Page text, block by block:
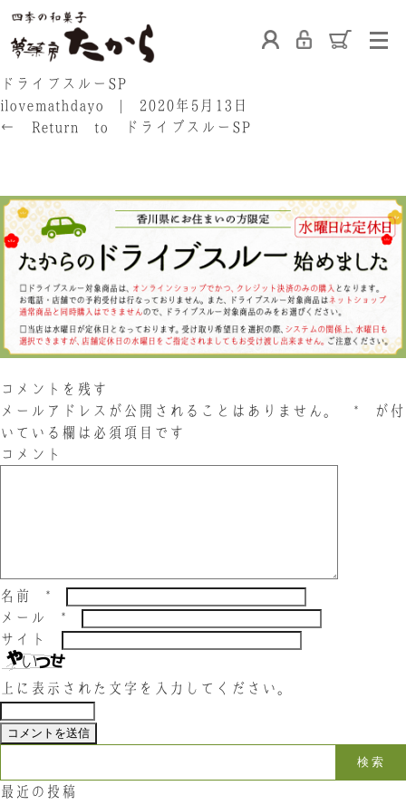
ホーム
たからの上生菓子 たからについて 店舗案内
ブログ 会社概要 採用情報
お問い合わせ
〒761-0101 香川県高松市春日町214
087-844-8801
ドライブスルーSP
ilovemathdayo
2020年5月13日
←
Return to ドライブスルーSP
コメントを残す
メールアドレスが公開されることはありません。
* が付
いている欄は必須項目です
コメント
名前 *
メール *
サイト
上に表示された文字を入力してください。
最近の投稿